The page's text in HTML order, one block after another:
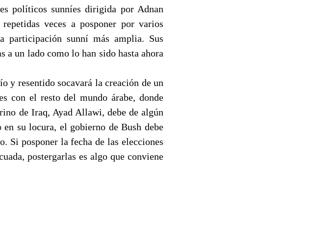
políticos sunníes dirigida por Adnan
veces a posponer por varios
participación sunní más amplia. Sus
a un lado como lo han sido hasta ahora
y resentido socavará la creación de un
con el resto del mundo árabe, donde
de Iraq, Ayad Allawi, debe de algún
su locura, el gobierno de Bush debe
Si posponer la fecha de las elecciones
postergarlas es algo que conviene